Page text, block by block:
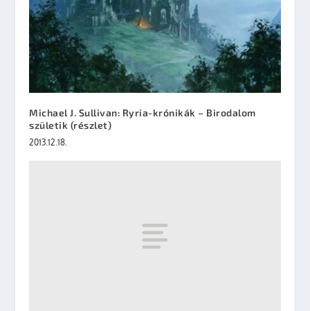
Michael J. Sullivan: Ryria-krónikák – Birodalom
születik (részlet)
2013.12.18.